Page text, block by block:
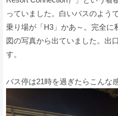
っていました。白いバスのようで
乗り場が「H3」かあ～。完全に
図の写真から出ていました。出
す。
バス停は21時を過ぎたらこんな